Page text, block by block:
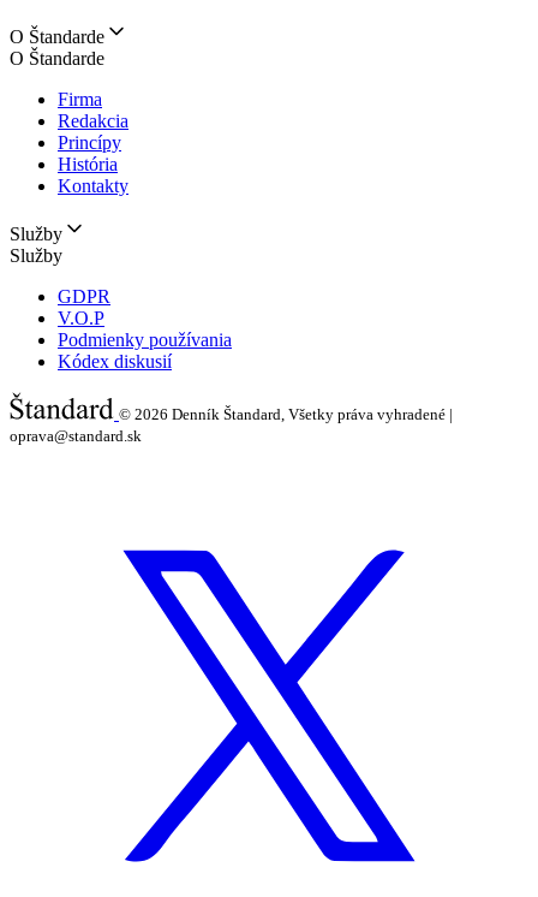
O Štandarde
O Štandarde
Firma
Redakcia
Princípy
História
Kontakty
Služby
Služby
GDPR
V.O.P
Podmienky používania
Kódex diskusií
© 2026 Denník Štandard, Všetky práva vyhradené |
oprava@standard.sk